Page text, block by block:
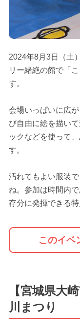
2024年8月3日（土
リー緒絶の館で「
す。
会場いっぱいに広
び自由に絵を描い
ックなどを使って
す。
汚れてもよい服装
ね。参加は時間内
存分に発揮できる
このイベ
【宮城県大
川まつり